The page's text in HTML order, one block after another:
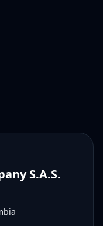
S.A.S.